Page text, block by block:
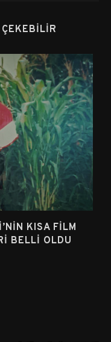
KISA FILM
BELLI OLDU